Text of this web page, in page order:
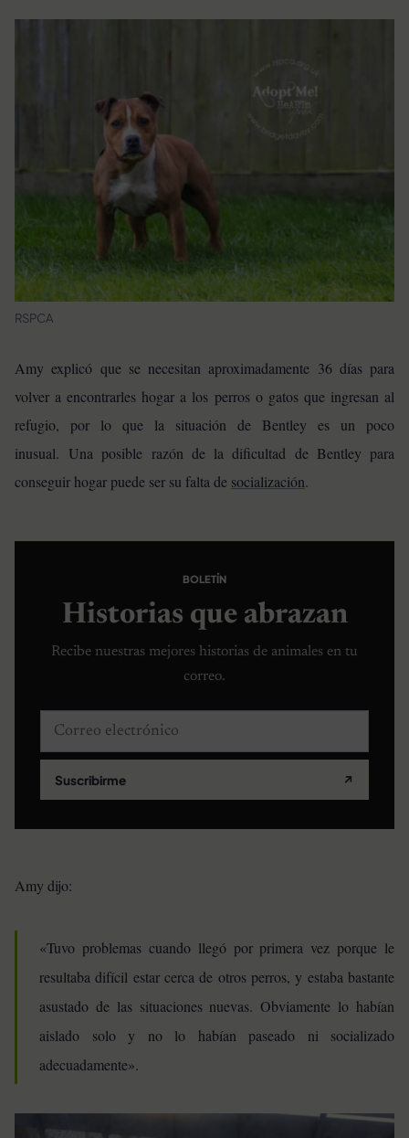
RSPCA
Amy explicó que se necesitan aproximadamente 36 días para
volver a encontrarles hogar a los perros o gatos que ingresan al
refugio, por lo que la situación de Bentley es un poco
inusual. Una posible razón de la dificultad de Bentley para
conseguir hogar puede ser su falta de socialización.
BOLETÍN
Historias que abrazan
Recibe nuestras mejores historias de animales en tu
correo.
Correo electrónico
Suscribirme ↗
Amy dijo:
«Tuvo problemas cuando llegó por primera vez porque le
resultaba difícil estar cerca de otros perros, y estaba bastante
asustado de las situaciones nuevas. Obviamente lo habían
aislado solo y no lo habían paseado ni socializado
adecuadamente».